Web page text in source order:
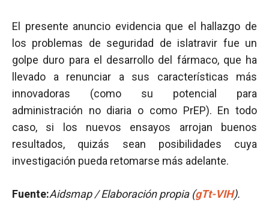
El presente anuncio evidencia que el hallazgo de
los problemas de seguridad de islatravir fue un
golpe duro para el desarrollo del fármaco, que ha
llevado a renunciar a sus características más
innovadoras (como su potencial para
administración no diaria o como PrEP). En todo
caso, si los nuevos ensayos arrojan buenos
resultados, quizás sean posibilidades cuya
investigación pueda retomarse más adelante.
Fuente:Aidsmap / Elaboración propia (gTt-VIH).